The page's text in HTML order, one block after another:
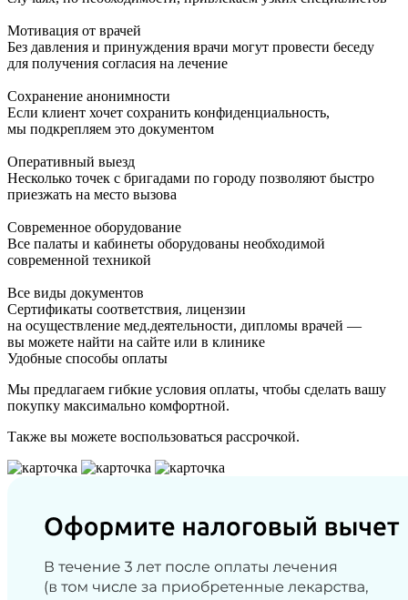
Мотивация от врачей
Без давления и принуждения врачи могут провести беседу
для получения согласия на лечение
Сохранение анонимности
Если клиент хочет сохранить конфиденциальность,
мы подкрепляем это документом
Оперативный выезд
Несколько точек с бригадами по городу позволяют быстро
приезжать на место вызова
Современное оборудование
Все палаты и кабинеты оборудованы необходимой
современной техникой
Все виды документов
Сертификаты соответствия, лицензии
на осуществление мед.деятельности, дипломы врачей —
вы можете найти на сайте или в клинике
Удобные способы оплаты
Мы предлагаем гибкие условия оплаты, чтобы сделать вашу
покупку максимально комфортной.
Также вы можете воспользоваться рассрочкой.